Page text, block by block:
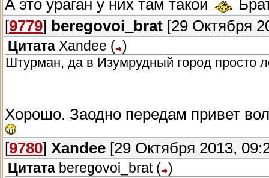
А это ураган у них там такой
[9779] beregovoi_brat [29 Октября
Цитата Xandee ( )
Штурман, да в Изумрудный город просто
Хорошо. Заодно передам привет
[9780] Xandee [29 Октября 2013,
Цитата beregovoi_brat( )